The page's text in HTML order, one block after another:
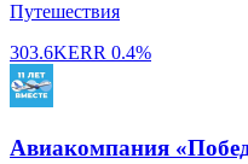
Путешествия
303.6KERR 0.4%
Авиакомпания